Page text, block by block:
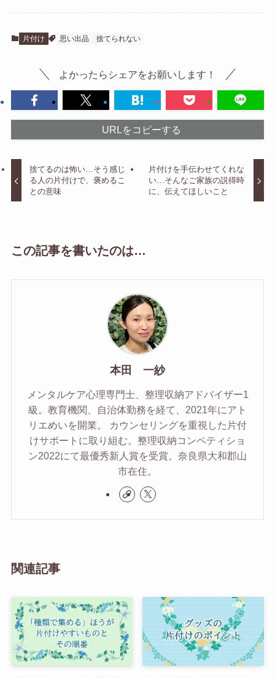
片付け 思い出品 捨てられない
よかったらシェアをお願いします！
URLをコピーする
捨てるのは怖い…そう感じ
る人の片付けで、褒めるこ
との意味
片付けを手伝わせてくれな
い…そんなご家族の説得時
に、伝えてほしいこと
この記事を書いたのは…
本田 一紗
メンタルケア心理専門士、整理収納アドバイザー1
級。教育機関、自治体勤務を経て、2021年にアト
リエめいを開業。 カウンセリングを重視した片付
けサポートに取り組む。整理収納コンペティショ
ン2022にて最優秀新人賞を受賞。奈良県大和郡山
市在住。
関連記事